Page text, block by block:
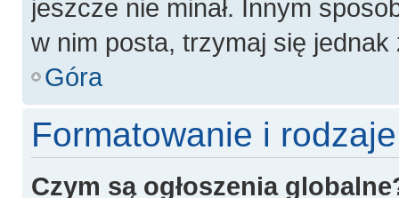
jeszcze nie minał. Innym
w nim posta, trzymaj się
Góra
Formatowanie i
Czym są ogłoszenia